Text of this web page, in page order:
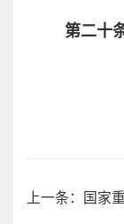
第二十
上一条：国家